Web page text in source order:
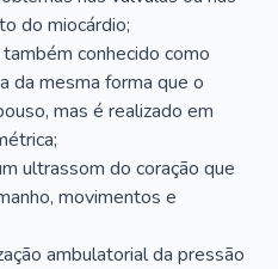
do miocárdio;
também conhecido como
da mesma forma que o
mas é realizado em
ultrassom do coração que
movimentos e
ambulatorial da pressão